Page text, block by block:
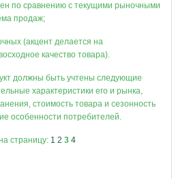
по сравнению с текущими рыночными
продаж;
(акцент делается на
качество товара).
должны быть учтены следующие
характеристики его и рынка,
стоимость товара и сезонность
особенности потребителей.
страницу: 1 2 3 4